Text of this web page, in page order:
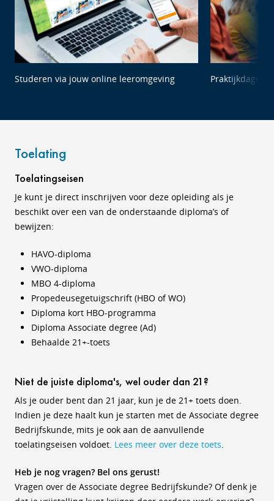
Studeren via jouw online leeromgeving Praktijkdagen
Toelating
Toelatingseisen
Je kunt je direct inschrijven voor deze opleiding als je
beschikt over een van de onderstaande diploma’s of
bewijzen:
HAVO-diploma
VWO-diploma
MBO 4-diploma
Propedeusegetuigschrift (HBO of WO)
Diploma kort HBO-programma
Diploma Associate degree (Ad)
Behaalde 21+-toets
Niet de juiste diploma's, wel ouder dan 21?
Als je ouder bent dan 21 jaar, kun je de 21+ toets doen.
Indien je deze haalt kun je starten met de Associate degree
Bedrijfskunde, mits je ook aan de aanvullende
toelatingseisen voldoet. Lees meer over deze toets.
Heb je nog vragen? Bel ons gerust!
Vragen over de Associate degree Bedrijfskunde? Of denk je